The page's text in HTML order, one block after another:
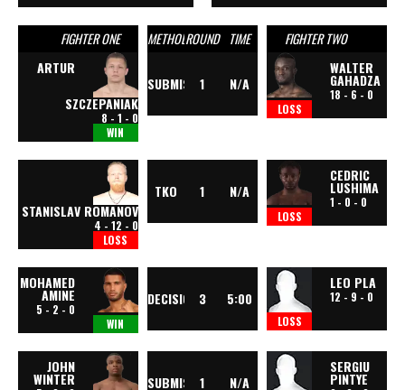
ARTUR
SZCZEPANIAK
8 - 1 - 0
WIN
SUBMISSION
1 N/A
WALTER
GAHADZA
18 - 6 - 0
LOSS
STANISLAV ROMANOV
4 - 12 - 0
LOSS
TKO 1 N/A
CEDRIC
LUSHIMA
1 - 0 - 0
LOSS
MOHAMED
AMINE
5 - 2 - 0
WIN
DECISION 3 5:00
LEO PLA
12 - 9 - 0
LOSS
JOHN
WINTER SUBMISSION
1 N/A
SERGIU
PINTYE